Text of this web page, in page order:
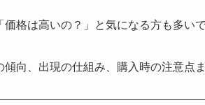
格は高いの？」と気になる方も多いで
向、出現の仕組み、購入時の注意点